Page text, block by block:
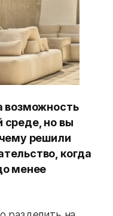
возможность
среде, но вы
решили
когда
менее